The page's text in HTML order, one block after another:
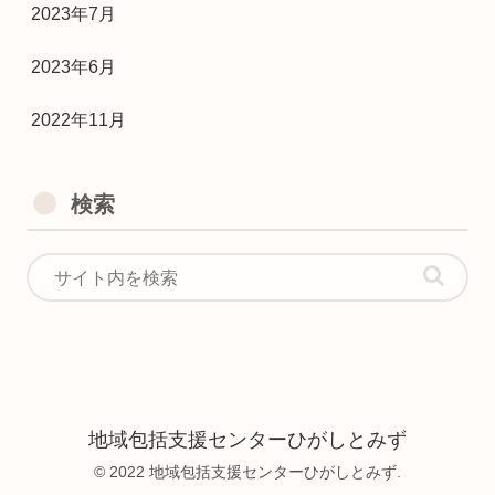
2023年7月
2023年6月
2022年11月
検索
地域包括支援センターひがしとみず
© 2022 地域包括支援センターひがしとみず.